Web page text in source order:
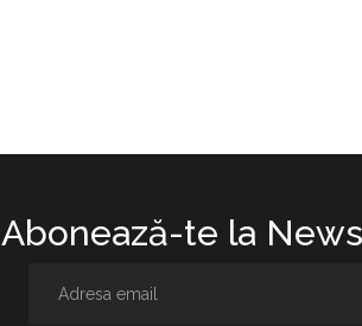
Abonează-te la